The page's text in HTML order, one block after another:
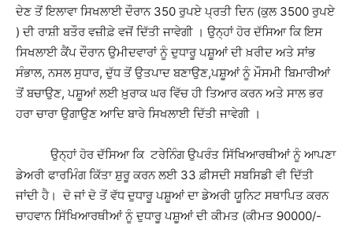
ਦੇਣ ਤੋਂ ਇਲਾਵਾ ਸਿਖਲਾਈ ਦੌਰਾਨ 350 ਰੁਪਏ ਪ੍ਰਤੀ ਦਿਨ (ਕੁਲ 3500 ਰੁਪਏ
) ਦੀ ਰਾਸ਼ੀ ਬਤੌਰ ਵਜ਼ੀਫ਼ੇ ਵਜੋਂ ਦਿੱਤੀ ਜਾਵੇਗੀ । ਉਨ੍ਹਾਂ ਹੋਰ ਦੱਸਿਆ ਕਿ ਇਸ
ਸਿਖਲਾਈ ਕੈਂਪ ਦੌਰਾਨ ਉਮੀਦਵਾਰਾਂ ਨੂੰ ਦੁਧਾਰੂ ਪਸ਼ੂਆਂ ਦੀ ਖ਼ਰੀਦ ਅਤੇ ਸਾਂਭ
ਸੰਭਾਲ, ਨਸਲ ਸੁਧਾਰ, ਦੁੱਧ ਤੋਂ ਉਤਪਾਦ ਬਣਾਉਣ,ਪਸ਼ੂਆਂ ਨੂੰ ਮੌਸਮੀ ਬਿਮਾਰੀਆਂ
ਤੋਂ ਬਚਾਉਣ, ਪਸ਼ੂਆਂ ਲਈ ਖ਼ੁਰਾਕ ਘਰ ਵਿੱਚ ਹੀ ਤਿਆਰ ਕਰਨ ਅਤੇ ਸਾਲ ਭਰ
ਹਰਾ ਚਾਰਾ ਉਗਾਉਣ ਆਦਿ ਬਾਰੇ ਸਿਖਲਾਈ ਦਿੱਤੀ ਜਾਵੇਗੀ ।
ਉਨ੍ਹਾਂ ਹੋਰ ਦੱਸਿਆ ਕਿ ਟਰੇਨਿੰਗ ਉਪਰੰਤ ਸਿੱਖਿਆਰਥੀਆਂ ਨੂੰ ਆਪਣਾ
ਡੇਅਰੀ ਫਾਰਮਿੰਗ ਕਿੱਤਾ ਸ਼ੁਰੂ ਕਰਨ ਲਈ 33 ਫ਼ੀਸਦੀ ਸਬਸਿਡੀ ਵੀ ਦਿੱਤੀ
ਜਾਂਦੀ ਹੈ। ਦੋ ਜਾਂ ਦੋ ਤੋਂ ਵੱਧ ਦੁਧਾਰੂ ਪਸ਼ੂਆਂ ਦਾ ਡੇਅਰੀ ਯੂਨਿਟ ਸਥਾਪਿਤ ਕਰਨ
ਚਾਹਵਾਨ ਸਿੱਖਿਆਰਥੀਆਂ ਨੂੰ ਦੁਧਾਰੂ ਪਸ਼ੂਆਂ ਦੀ ਕੀਮਤ (ਕੀਮਤ 90000/-